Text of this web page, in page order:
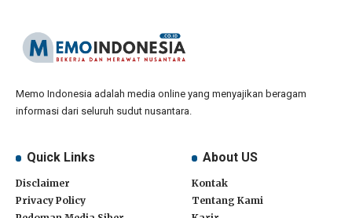
Memo Indonesia adalah media online yang menyajikan beragam
informasi dari seluruh sudut nusantara.
Quick Links
Disclaimer
Privacy Policy
About US
Kontak
Tentang Kami